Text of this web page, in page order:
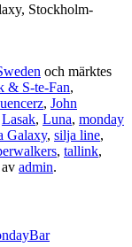
Stockholm-
och märktes
& S-te-Fan,
, John
Lasak, Luna, monday
Galaxy, silja line,
, tallink,
av admin.